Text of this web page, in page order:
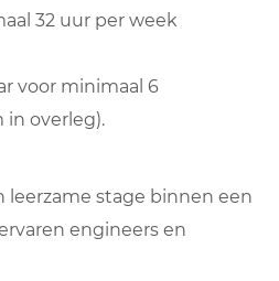
32 uur per week
voor minimaal 6
overleg).
stage binnen een
engineers en